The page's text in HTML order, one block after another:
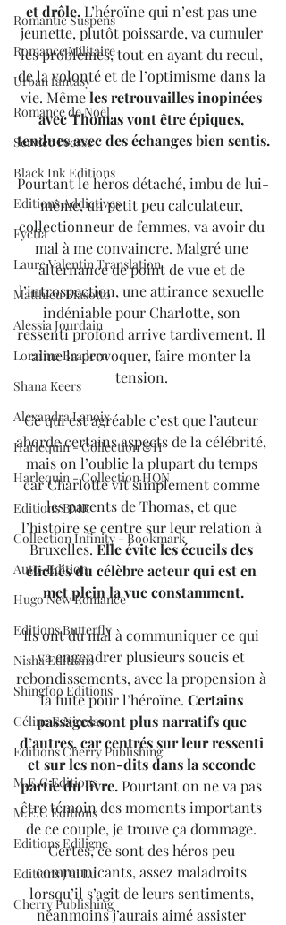
Romantic Suspens
Romance Militaire
Urban fantasy
Romance de Noël
Service Presse
Black Ink Editions
Editions Addictives
Fyctia
Laure Valentin Translation
Matthieu Biasotto
Alessia Jourdain
Loraline Bradern
Shana Keers
Alexandra Lanoix
Harlequin - Collection &H
Harlequin - Collection HQN
Editions BMR
Collection Infinity - Bookmark
Auto-Edition
Hugo New Romance
Editions Butterfly
Nisha Editions
Shingfoo Editions
Céline E.Nicolas
Editions Cherry Publishing
M.E.C Editions
M.E.C Editions
Editions Ediligne
Editions J'ai Lu
Cherry Publishing
et drôle. L’héroïne qui n’est pas une
jeunette, plutôt poissarde, va cumuler
les problèmes, tout en ayant du recul,
de la volonté et de l’optimisme dans la
vie. Même les retrouvailles inopinées
avec Thomas vont être épiques,
tendues avec des échanges bien sentis.
Pourtant le héros détaché, imbu de lui-
même, un petit peu calculateur,
collectionneur de femmes, va avoir du
mal à me convaincre. Malgré une
alternance de point de vue et de
l’introspection, une attirance sexuelle
indéniable pour Charlotte, son
ressenti profond arrive tardivement. Il
aime la provoquer, faire monter la
tension.
Ce qui est agréable c’est que l’auteur
aborde certains aspects de la célébrité,
mais on l’oublie la plupart du temps
car Charlotte vit simplement comme
les parents de Thomas, et que
l’histoire se centre sur leur relation à
Bruxelles. Elle évite les écueils des
clichés du célèbre acteur qui est en
met plein la vue constamment.
Ils ont du mal à communiquer ce qui
va engendrer plusieurs soucis et
rebondissements, avec la propension à
la fuite pour l’héroïne. Certains
passages sont plus narratifs que
d’autres, car centrés sur leur ressenti
et sur les non-dits dans la seconde
partie du livre. Pourtant on ne va pas
être témoin des moments importants
de ce couple, je trouve ça dommage.
Certes, ce sont des héros peu
communicants, assez maladroits
lorsqu’il s’agit de leurs sentiments,
néanmoins j’aurais aimé assister